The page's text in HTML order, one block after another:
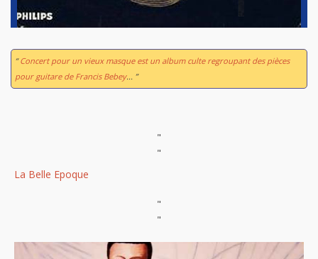
“Concert pour un vieux masqueest un album culte regroupant des pièces
pour guitare de Francis Bebey... ”
"
"
La Belle Epoque
"
"